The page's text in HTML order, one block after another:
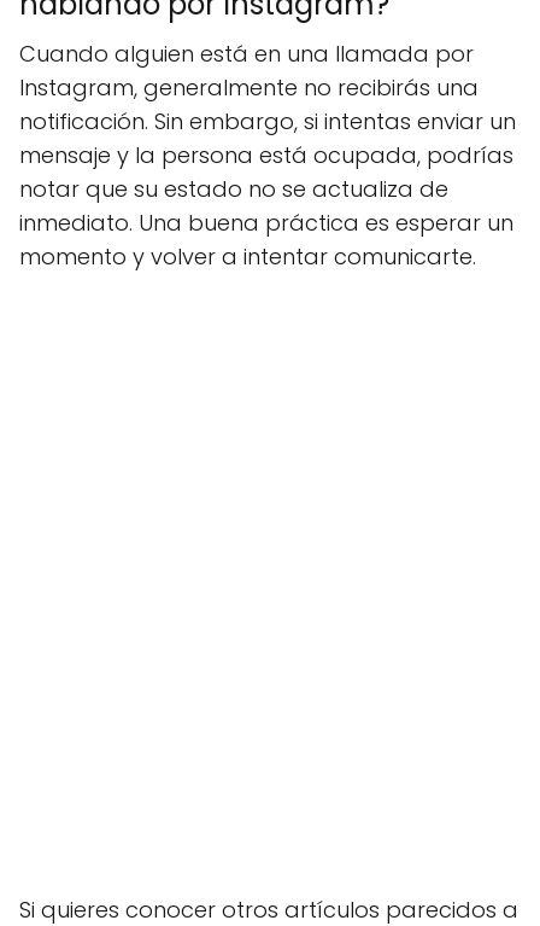
Cuando alguien está en una llamada por
Instagram, generalmente no recibirás una
notificación. Sin embargo, si intentas enviar un
mensaje y la persona está ocupada, podrías
notar que su estado no se actualiza de
inmediato. Una buena práctica es esperar un
momento y volver a intentar comunicarte.
Si quieres conocer otros artículos parecidos a